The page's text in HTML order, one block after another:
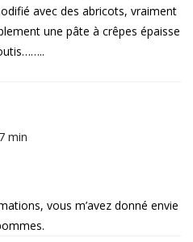
avec des abricots, vraiment
une pâte à crêpes épaisse
min
vous m’avez donné envie